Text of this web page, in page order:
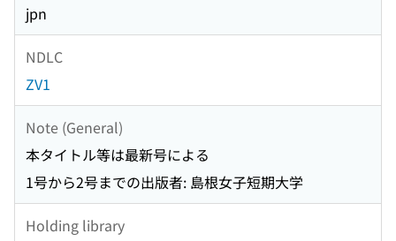
jpn
NDLC
ZV1
Note (General)
本タイトル等は最新号による
1号から2号までの出版者: 島根女子短期大学
Holding library